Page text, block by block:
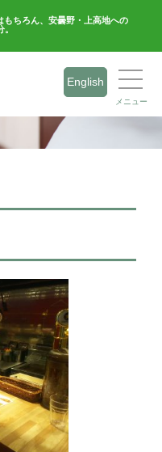
ちろん、安曇野・上高地への
English
メニュー